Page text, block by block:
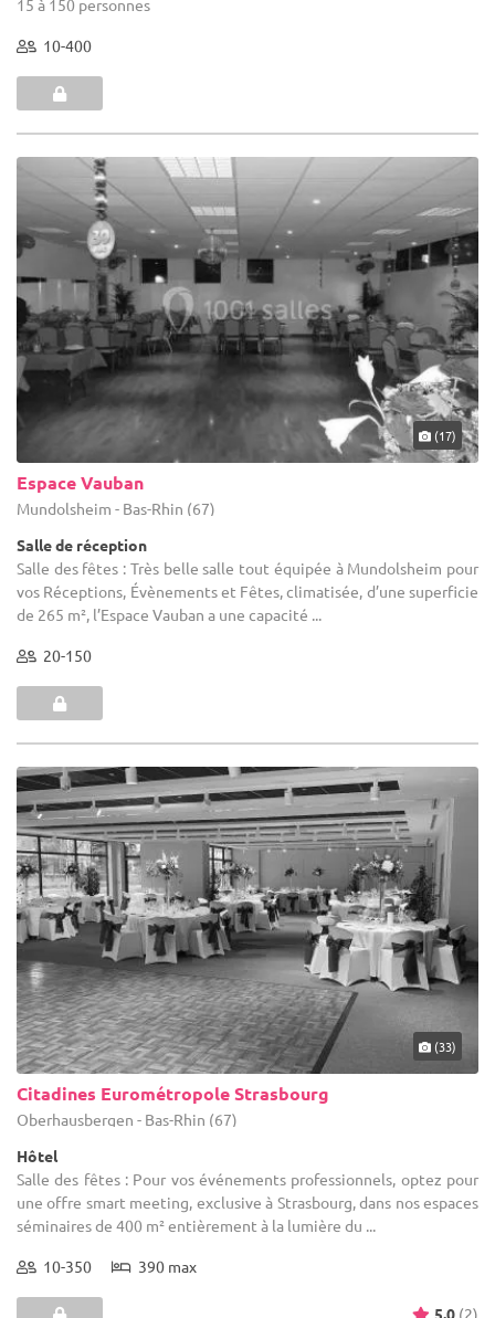
10-400
(17)
Espace Vauban
Mundolsheim - Bas-Rhin (67)
Salle de réception
Salle des fêtes : Très belle salle tout équipée à Mundolsheim pour
vos Réceptions, Évènements et Fêtes, climatisée, d’une superficie
de 265 m², l’Espace Vauban a une capacité ...
20-150
(33)
Citadines Eurométropole Strasbourg
Oberhausbergen - Bas-Rhin (67)
Hôtel
Salle des fêtes : Pour vos événements professionnels, optez pour
une offre smart meeting, exclusive à Strasbourg, dans nos espaces
séminaires de 400 m² entièrement à la lumière du ...
10-350 390 max